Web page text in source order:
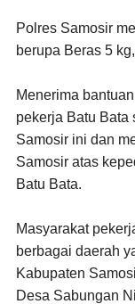
Polres Samosir
berupa Beras 5
Menerima
pekerja Batu Bata
Samosir ini dan
Samosir atas
Batu Bata.
Masyarakat
berbagai daerah
Kabupaten
Desa Sabungan